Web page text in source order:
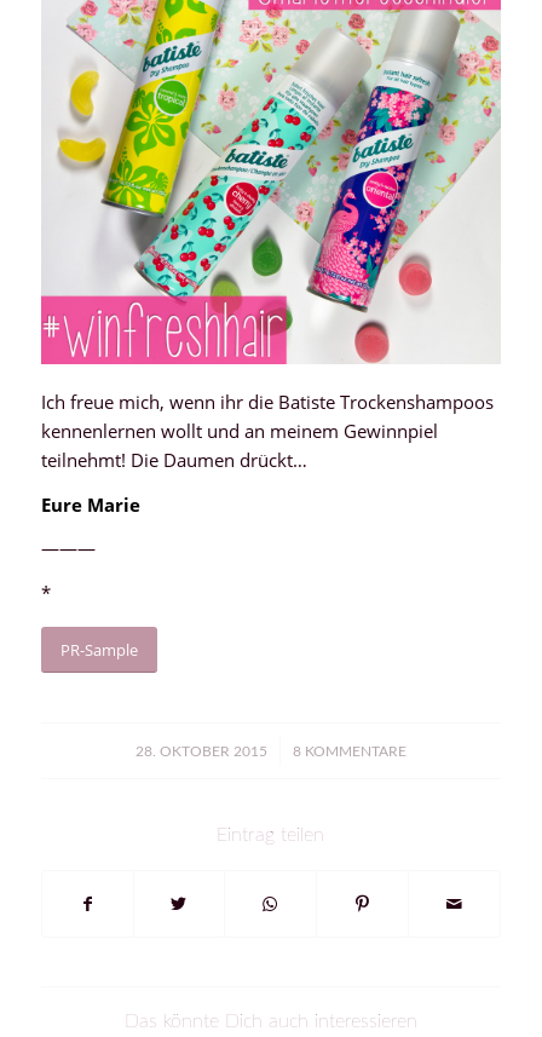
Ich freue mich, wenn ihr die Batiste Trockenshampoos
kennenlernen wollt und an meinem Gewinnpiel
teilnehmt! Die Daumen drückt…
Eure Marie
———
*
PR-Sample
28. OKTOBER 2015
/ 8 KOMMENTARE
Eintrag teilen
Das könnte Dich auch interessieren